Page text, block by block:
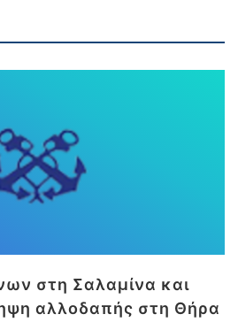
στη Σαλαμίνα και
αλλοδαπής στη Θήρα